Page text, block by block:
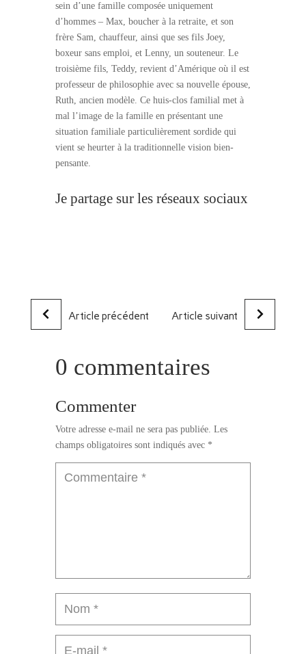
sein d’une famille composée uniquement
d’hommes – Max, boucher à la retraite, et son
frère Sam, chauffeur, ainsi que ses fils Joey,
boxeur sans emploi, et Lenny, un souteneur. Le
troisième fils, Teddy, revient d’Amérique où il est
professeur de philosophie avec sa nouvelle épouse,
Ruth, ancien modèle. Ce huis-clos familial met à
mal l’image de la famille en présentant une
situation familiale particulièrement sordide qui
vient se heurter à la traditionnelle vision bien-
pensante.
Je partage sur les réseaux sociaux
Article précédent Article suivant
0 commentaires
Commenter
Votre adresse e-mail ne sera pas publiée. Les
champs obligatoires sont indiqués avec *